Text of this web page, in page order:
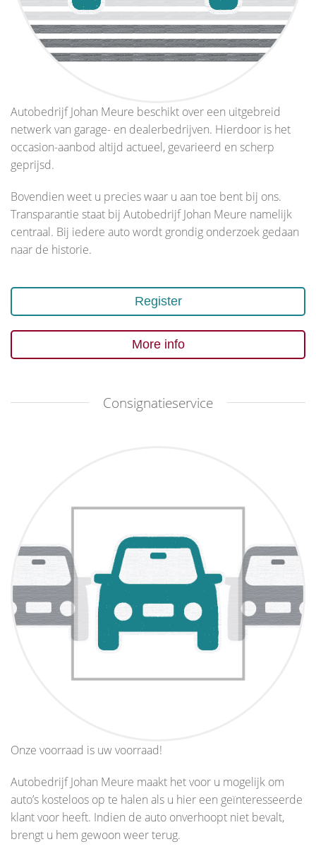
Autobedrijf Johan Meure beschikt over een uitgebreid
netwerk van garage- en dealerbedrijven. Hierdoor is het
occasion-aanbod altijd actueel, gevarieerd en scherp
geprijsd.
Bovendien weet u precies waar u aan toe bent bij ons.
Transparantie staat bij Autobedrijf Johan Meure namelijk
centraal. Bij iedere auto wordt grondig onderzoek gedaan
naar de historie.
Register
More info
Consignatieservice
Onze voorraad is uw voorraad!
Autobedrijf Johan Meure maakt het voor u mogelijk om
auto’s kosteloos op te halen als u hier een geïnteresseerde
klant voor heeft. Indien de auto onverhoopt niet bevalt,
brengt u hem gewoon weer terug.